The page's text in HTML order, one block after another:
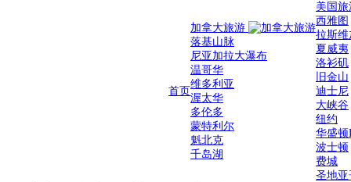
首页
加拿大旅游
落基山脉
尼亚加拉大瀑布
温哥华
维多利亚
渥太华
多伦多
蒙特利尔
魁北克
千岛湖
美国
西雅图
拉斯维
夏威夷
洛衫矶
旧金山
迪士尼
大峡谷
纽约
华盛顿
波士顿
费城
圣地亚